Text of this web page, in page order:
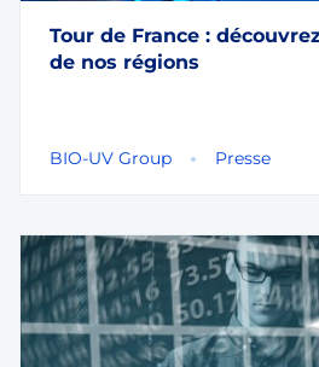
Tour de France :
de nos régions
BIO-UV Group Presse